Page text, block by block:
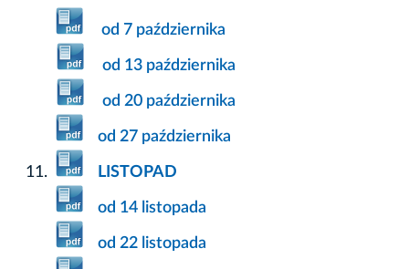
od 7 października
od 13 października
od 20 października
od 27 października
LISTOPAD
od 14 listopada
od 22 listopada